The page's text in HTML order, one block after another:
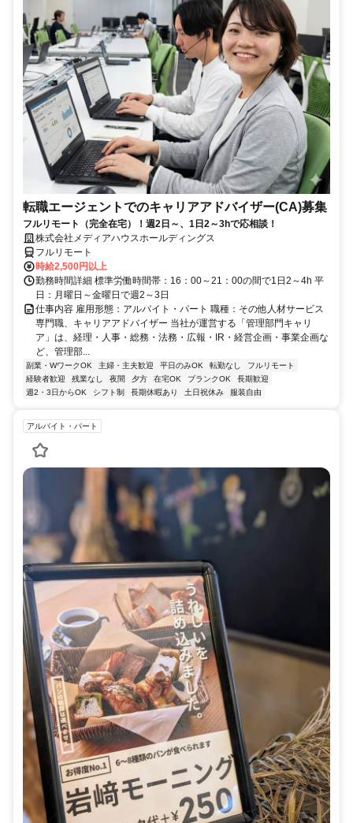
転職エージェントでのキャリアアドバイザー(CA)募集
フルリモート（完全在宅）！週2日～、1日2～3hで応相談！
株式会社メディアハウスホールディングス
フルリモート
時給2,500円以上
勤務時間詳細 標準労働時間帯：16：00～21：00の間で1日2～4h 平
日：月曜日～金曜日で週2～3日
仕事内容 雇用形態：アルバイト・パート 職種：その他人材サービス
専門職、キャリアアドバイザー 当社が運営する「管理部門キャリ
ア」は、経理・人事・総務・法務・広報・IR・経営企画・事業企画な
ど、管理部...
副業・WワークOK 主婦・主夫歓迎 平日のみOK 転勤なし
フルリモート
経験者歓迎
残業なし 夜間 夕方 在宅OK ブランクOK
長期歓迎
週2・3日からOK
シフト制 長期休暇あり 土日祝休み 服装自由
アルバイト・パート